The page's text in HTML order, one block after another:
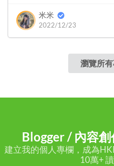
米米
2022/12/23
瀏覽所
Blogger / 內容
建立我的個人專欄，成為
10萬+